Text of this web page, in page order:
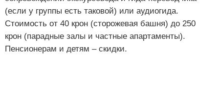
(если у группы есть таковой) или аудиогида.
Стоимость от 40 крон (сторожевая башня) до 250
крон (парадные залы и частные апартаменты).
Пенсионерам и детям – скидки.